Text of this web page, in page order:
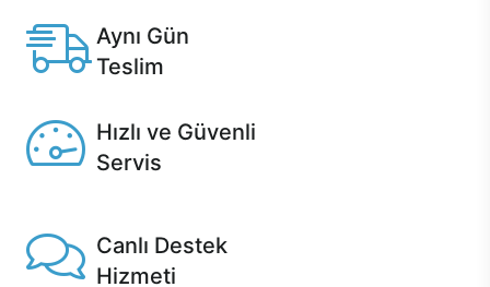
Aynı Gün
Teslim
Hızlı ve Güvenli
Servis
Canlı Destek
Hizmeti